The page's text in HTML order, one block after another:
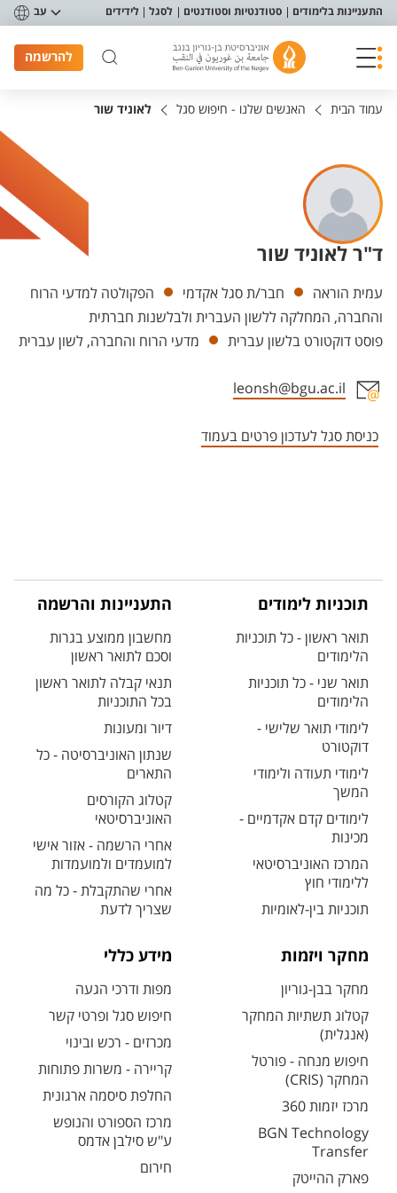
תפריט נגישות
התעניינות בלימודים סטודנטיות וסטודנטים לסגל לידידים עב
להרשמה
עמוד הבית האנשים שלנו - חיפוש סגל לאוניד שור
ד"ר לאוניד שור
יחידות
עמית הוראה חבר/ת סגל אקדמי
הפקולטה למדעי הרוח
והחברה, המחלקה ללשון העברית ולבלשנות חברתית
פוסט דוקטורט בלשון עברית
מדעי הרוח והחברה, לשון עברית
leonsh@bgu.ac.il
כניסת סגל לעדכון פרטים בעמוד
תוכניות לימודים
תואר ראשון - כל תוכניות
הלימודים
תואר שני - כל תוכניות
הלימודים
לימודי תואר שלישי -
דוקטורט
לימודי תעודה ולימודי
המשך
לימודים קדם אקדמיים -
מכינות
המרכז האוניברסיטאי
ללימודי חוץ
תוכניות בין-לאומיות
התעניינות והרשמה
מחשבון ממוצע בגרות
וסכם לתואר ראשון
תנאי קבלה לתואר ראשון
בכל התוכניות
דיור ומעונות
שנתון האוניברסיטה - כל
התארים
קטלוג הקורסים
האוניברסיטאי
אחרי הרשמה - אזור אישי
למועמדים ולמועמדות
אחרי שהתקבלת - כל מה
שצריך לדעת
מחקר ויזמות
מחקר בבן-גוריון
קטלוג תשתיות המחקר
(אנגלית)
חיפוש מנחה - פורטל
המחקר (CRIS)
מרכז יזמות 360
BGN Technology
Transfer
פארק ההייטק
מידע כללי
מפות ודרכי הגעה
חיפוש סגל ופרטי קשר
מכרזים - רכש ובינוי
קריירה - משרות פתוחות
החלפת סיסמה ארגונית
מרכז הספורט והנופש
ע"ש סילבן אדמס
חירום